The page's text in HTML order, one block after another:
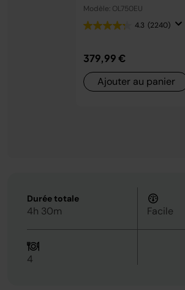
avec couvercle intelligent
OL750EU
Modèle: OL750EU
4.3 (2240)
379,99 €
Ajouter au panier
Durée totale
4h 30m Facile
4